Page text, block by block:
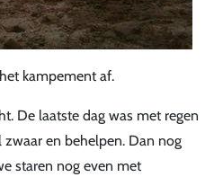
kampement af.
De laatste dag was met regen
en behelpen. Dan nog
staren nog even met